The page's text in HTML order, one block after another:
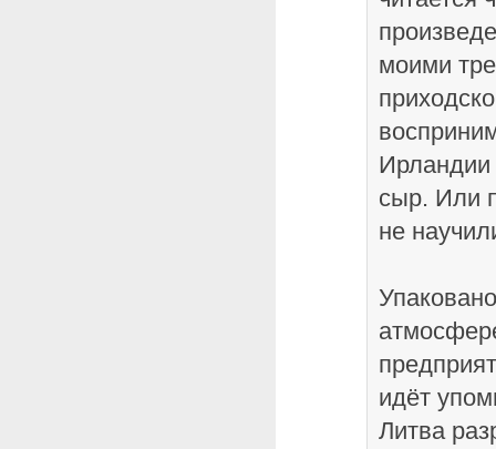
моими
Ирландии
сыр. Или
не
идёт
Литва